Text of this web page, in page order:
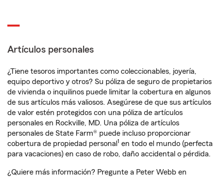
Artículos personales
¿Tiene tesoros importantes como coleccionables, joyería,
equipo deportivo y otros? Su póliza de seguro de propietarios
de vivienda o inquilinos puede limitar la cobertura en algunos
de sus artículos más valiosos. Asegúrese de que sus artículos
de valor estén protegidos con una póliza de artículos
personales en Rockville, MD. Una póliza de artículos
personales de State Farm® puede incluso proporcionar
cobertura de propiedad personal 1 en todo el mundo (perfecta
para vacaciones) en caso de robo, daño accidental o pérdida.
¿Quiere más información? Pregunte a Peter Webb en